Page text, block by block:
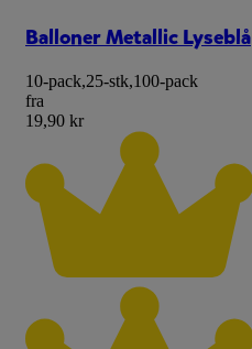
Balloner Metallic Lyseblå
10-pack,25-stk,100-pack
fra
19,90 kr